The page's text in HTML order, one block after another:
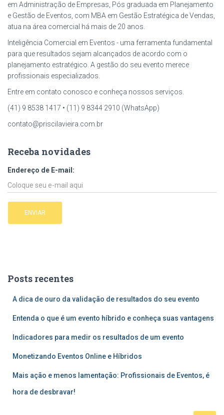
em Administração de Empresas, Pós graduada em Planejamento
e Gestão de Eventos, com MBA em Gestão Estratégica de Vendas,
atua na área comercial há mais de 20 anos.
Inteligência Comercial em Eventos - uma ferramenta fundamental
para que resultados sejam alcançados de acordo com o
planejamento estratégico. A gestão do seu evento merece
profissionais especializados.
Entre em contato conosco e conheça nossos serviços.
(41) 9 8538 1417 • (11) 9 8344 2910 (WhatsApp)
contato@priscilavieira.com.br
Receba novidades
Endereço de E-mail:
Posts recentes
A dica de ouro da validação de resultados do seu evento
Entenda o que é um evento híbrido e conheça suas vantagens
Indicadores para medir os resultados de um evento
Monetizando Eventos Online e Híbridos
Mais ação e menos lamentação: Profissionais de Eventos, é
hora de desbravar!